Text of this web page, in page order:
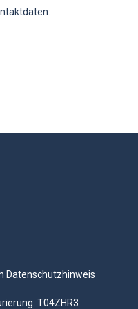
Datenschutzhinweis
T04ZHR3